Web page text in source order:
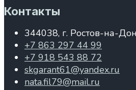
Контакты
344038, г. Ростов-на-
+7 863 297 44 99
+7 918 543 88 72
skgarant61@yandex.ru
nata.fil79@mail.ru